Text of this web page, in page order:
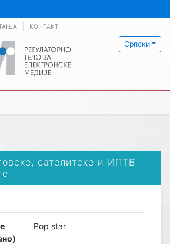
Српски
КОНТАКТ
сателитске и ИПТВ
Pop star